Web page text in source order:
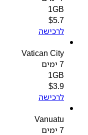
1GB
$
לרכישה
Vatican City
1GB
$
לרכישה
Vanuatu